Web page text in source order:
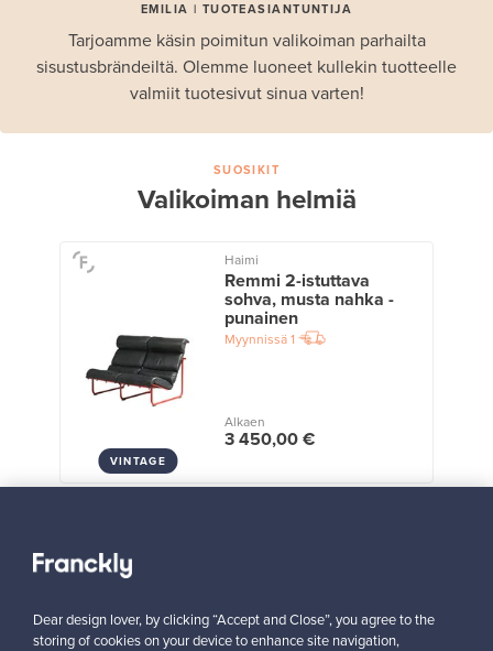
EMILIA | TUOTEASIANTUNTIJA
Tarjoamme käsin poimitun valikoiman parhailta
sisustusbrändeiltä. Olemme luoneet kullekin tuotteelle
valmiit tuotesivut sinua varten!
SUOSIKIT
Valikoiman helmiä
VINTAGE
Haimi
Remmi 2-istuttava
sohva, musta nahka -
punainen
Myynnissä1
Alkaen
3 450,00 €
Dear design lover, by clicking “Accept and Close”, you agree to the
storing of cookies on your device to enhance site navigation,